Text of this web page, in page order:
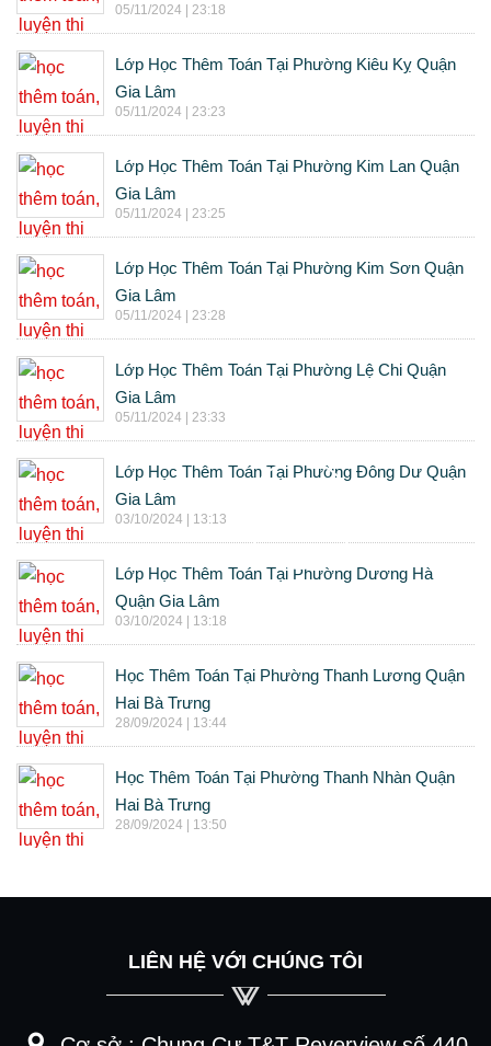
05/11/2024 | 23:18
Lớp Học Thêm Toán Tại Phường Kiêu Kỵ Quận
Gia Lâm
05/11/2024 | 23:23
Lớp Học Thêm Toán Tại Phường Kim Lan Quận
Gia Lâm
05/11/2024 | 23:25
Lớp Học Thêm Toán Tại Phường Kim Sơn Quận
Gia Lâm
05/11/2024 | 23:28
Lớp Học Thêm Toán Tại Phường Lệ Chi Quận
Gia Lâm
05/11/2024 | 23:33
Lớp Học Thêm Toán Tại Phường Đông Dư Quận
Gia Lâm
03/10/2024 | 13:13
Lớp Học Thêm Toán Tại Phường Dương Hà
Quận Gia Lâm
03/10/2024 | 13:18
Học Thêm Toán Tại Phường Thanh Lương Quận
Hai Bà Trưng
28/09/2024 | 13:44
Học Thêm Toán Tại Phường Thanh Nhàn Quận
Hai Bà Trưng
28/09/2024 | 13:50
LIÊN HỆ VỚI CHÚNG TÔI